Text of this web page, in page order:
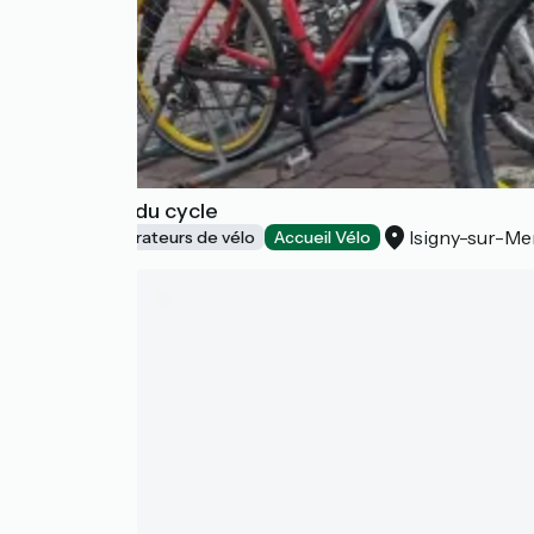
Jiyu, atelier du cycle
Loueurs/réparateurs de vélo Accueil Vélo Isigny-sur-